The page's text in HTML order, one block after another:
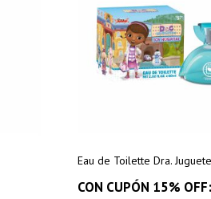
Eau de Toilette Dra.
CON CUPÓN 15% OFF: